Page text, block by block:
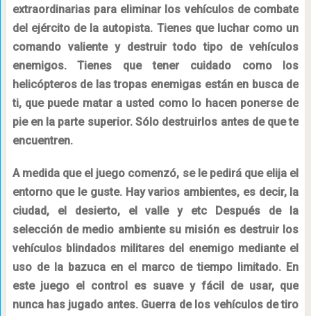
extraordinarias para eliminar los vehículos de combate
del ejército de la autopista. Tienes que luchar como un
comando valiente y destruir todo tipo de vehículos
enemigos. Tienes que tener cuidado como los
helicópteros de las tropas enemigas están en busca de
ti, que puede matar a usted como lo hacen ponerse de
pie en la parte superior. Sólo destruirlos antes de que te
encuentren.
A medida que el juego comenzó, se le pedirá que elija el
entorno que le guste. Hay varios ambientes, es decir, la
ciudad, el desierto, el valle y etc Después de la
selección de medio ambiente su misión es destruir los
vehículos blindados militares del enemigo mediante el
uso de la bazuca en el marco de tiempo limitado. En
este juego el control es suave y fácil de usar, que
nunca has jugado antes. Guerra de los vehículos de tiro